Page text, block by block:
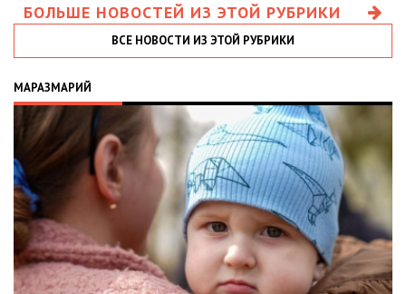
БОЛЬШЕ НОВОСТЕЙ ИЗ ЭТОЙ РУБРИКИ
ВСЕ НОВОСТИ ИЗ ЭТОЙ РУБРИКИ
МАРАЗМАРИЙ